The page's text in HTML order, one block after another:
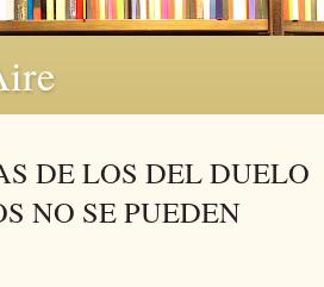
DE LOS DEL DUELO
NO SE PUEDEN